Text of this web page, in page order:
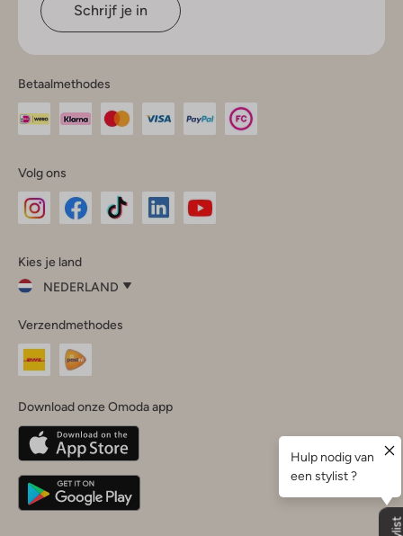
Schrijf je in
Betaalmethodes
Volg ons
InstagramFacebook
Kies je land
NEDERLAND
je
land
Nederland
Belgique(Français)
Deutschland
Verzendmethodes
Download onze Omoda app